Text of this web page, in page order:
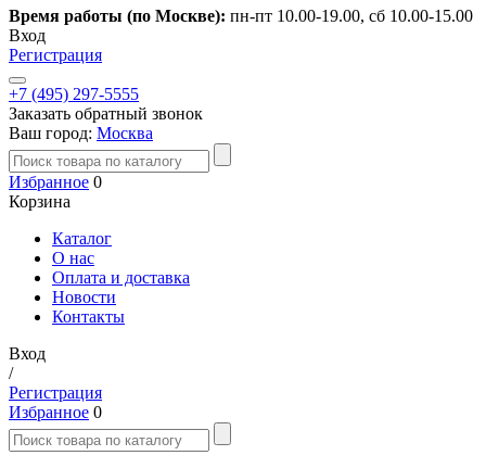
Время работы (по Москве): пн-пт 10.00-19.00, сб 10.00-15.00
Вход
Регистрация
+7 (495) 297-5555
Заказать обратный звонок
Ваш город: Москва
Избранное 0
Корзина
Каталог
О нас
Оплата и доставка
Новости
Контакты
Вход
/
Регистрация
Избранное 0